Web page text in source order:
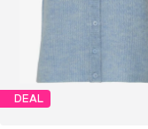
DEAL